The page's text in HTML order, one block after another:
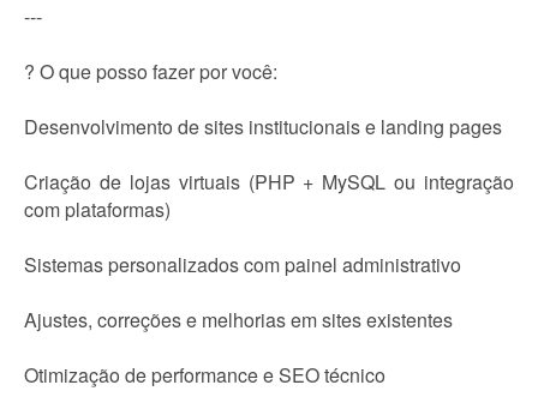
---
? O que posso fazer por você:
Desenvolvimento de sites institucionais e landing pages
Criação de lojas virtuais (PHP + MySQL ou integração
com plataformas)
Sistemas personalizados com painel administrativo
Ajustes, correções e melhorias em sites existentes
Otimização de performance e SEO técnico